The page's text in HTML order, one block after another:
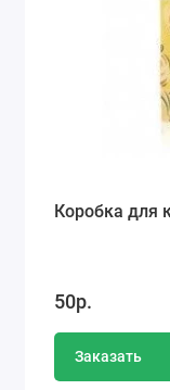
Коробка для
50р.
Заказать